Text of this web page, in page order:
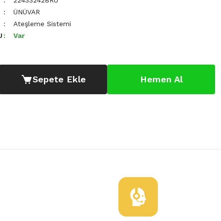
ÜNÜVAR
Ateşleme Sistemi
Var
Sepete Ekle Hemen Al